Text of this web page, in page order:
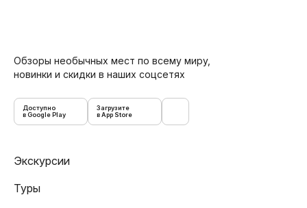
Обзоры необычных мест по всему миру,
новинки и скидки в наших соцсетях
Доступно
в Google Play
Загрузите
в App Store
Экскурсии
Туры